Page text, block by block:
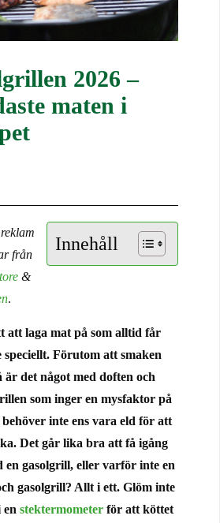
2026 –
maten i
Innehåll
från
&
.
att laga mat på som alltid får
Förutom att smaken
det något med doften och
som inger en mysfaktor på
inte ens vara eld för att
Det går lika bra att få igång
en gasolgrill, eller varför inte en
gasolgrill? Allt i ett. Glöm inte
en stektermometer för att köttet